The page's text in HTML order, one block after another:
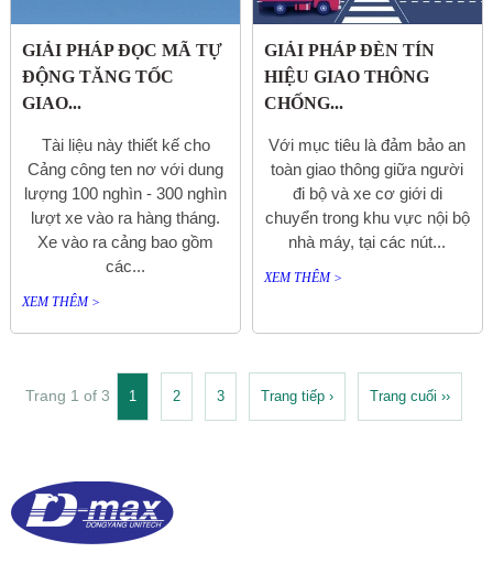
GIẢI PHÁP ĐỌC MÃ TỰ
ĐỘNG TĂNG TỐC
GIAO...
Tài liệu này thiết kế cho
Cảng công ten nơ với dung
lượng 100 nghìn - 300 nghìn
lượt xe vào ra hàng tháng.
Xe vào ra cảng bao gồm
các...
XEM THÊM >
GIẢI PHÁP ĐÈN TÍN
HIỆU GIAO THÔNG
CHỐNG...
Với mục tiêu là đảm bảo an
toàn giao thông giữa người
đi bộ và xe cơ giới di
chuyển trong khu vực nội bộ
nhà máy, tại các nút...
XEM THÊM >
Trang 1 of 3 1 2 3 Trang tiếp › Trang cuối ››